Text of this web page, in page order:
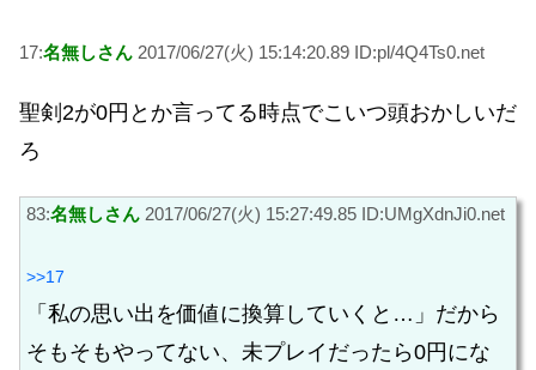
17:名無しさん 2017/06/27(火) 15:14:20.89 ID:pl/4Q4Ts0.net
聖剣2が0円とか言ってる時点でこいつ頭おかしいだ
ろ
83:名無しさん 2017/06/27(火) 15:27:49.85 ID:UMgXdnJi0.net
>>17
「私の思い出を価値に換算していくと…」だから
そもそもやってない、未プレイだったら0円にな